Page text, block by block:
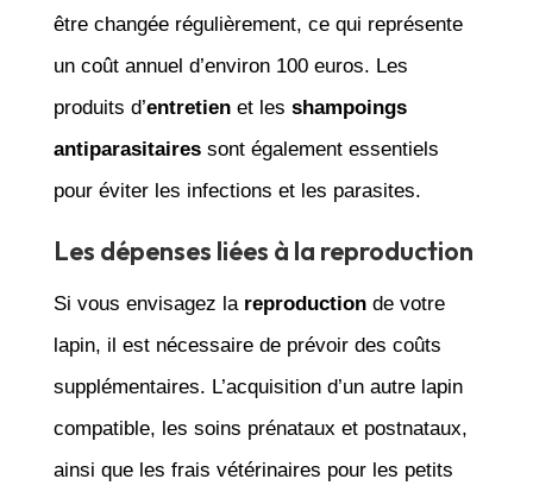
être changée régulièrement, ce qui représente
un coût annuel d’environ 100 euros. Les
produits d’entretienet les shampoings
antiparasitairessont également essentiels
pour éviter les infections et les parasites.
Les dépenses liées à la reproduction
Si vous envisagez la reproductionde votre
lapin, il est nécessaire de prévoir des coûts
supplémentaires. L’acquisition d’un autre lapin
compatible, les soins prénataux et postnataux,
ainsi que les frais vétérinaires pour les petits